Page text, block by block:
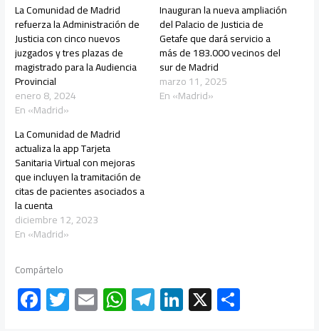
La Comunidad de Madrid
refuerza la Administración de
Justicia con cinco nuevos
juzgados y tres plazas de
magistrado para la Audiencia
Provincial
enero 8, 2024
En «Madrid»
Inauguran la nueva ampliación
del Palacio de Justicia de
Getafe que dará servicio a
más de 183.000 vecinos del
sur de Madrid
marzo 11, 2025
En «Madrid»
La Comunidad de Madrid
actualiza la app Tarjeta
Sanitaria Virtual con mejoras
que incluyen la tramitación de
citas de pacientes asociados a
la cuenta
diciembre 12, 2023
En «Madrid»
Compártelo
F T E W Te Li X